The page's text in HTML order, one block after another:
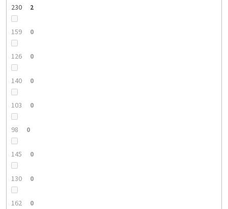
230 2
159 0
126 0
140 0
103 0
98 0
145 0
130 0
162 0